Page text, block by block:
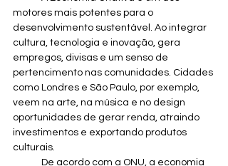
motores mais potentes para o
desenvolvimento sustentável. Ao integrar
cultura, tecnologia e inovação, gera
empregos, divisas e um senso de
pertencimento nas comunidades. Cidades
como Londres e São Paulo, por exemplo,
veem na arte, na música e no design
oportunidades de gerar renda, atraindo
investimentos e exportando produtos